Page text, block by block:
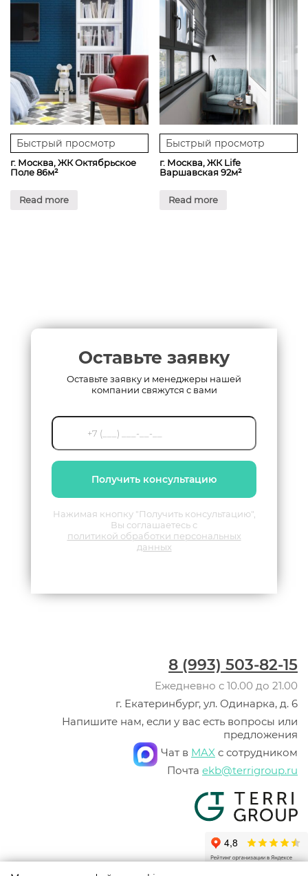
Быстрый просмотр
г. Москва, ЖК Октябрьское
Поле 86м²
Read more
Быстрый просмотр
г. Москва, ЖК Life
Варшавская 92м²
Read more
Оставьте заявку
Оставьте заявку и менеджеры нашей
компании свяжутся с вами
Получить консультацию
Нажимая кнопку "Получить консультацию",
Вы соглашаетесь с
политикой обработки персональных
данных
8 (993) 503-82-15
Ежедневно с 10.00 до 21.00
г. Екатеринбург, ул. Одинарка, д. 6
Напишите нам, если у вас есть вопросы или
предложения
Чат в MAX с сотрудником
Почта ekb@terrigroup.ru